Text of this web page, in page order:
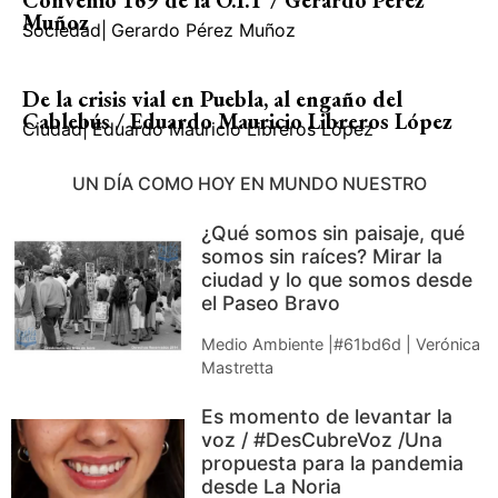
Muñoz
Sociedad Gerardo Pérez Muñoz
De la crisis vial en Puebla, al engaño del
Cablebús / Eduardo Mauricio Libreros López
Ciudad| Eduardo Mauricio Libreros López
UN DÍA COMO HOY EN MUNDO NUESTRO
¿Qué somos sin paisaje, qué
somos sin raíces? Mirar la
ciudad y lo que somos desde
el Paseo Bravo
Medio Ambiente |#61bd6d | Verónica
Mastretta
Es momento de levantar la
voz / #DesCubreVoz /Una
propuesta para la pandemia
desde La Noria